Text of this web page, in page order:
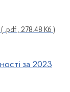
( .pdf , 278.48 Кб )
за 2023